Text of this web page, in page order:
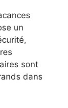
un
sont
dans